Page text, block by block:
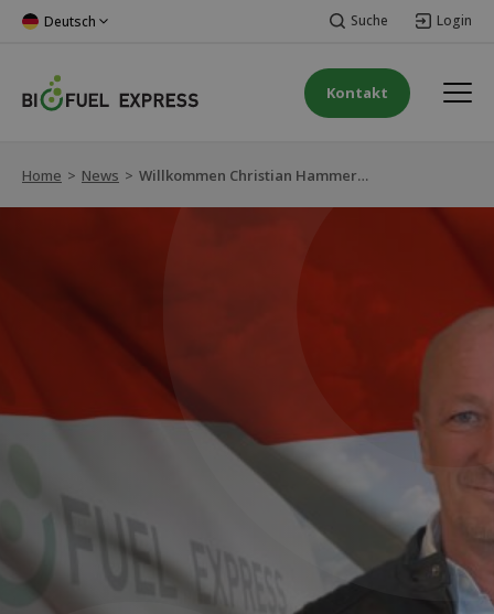
Deutsch Suche Login
Kontakt
Home > News > Willkommen Christian Hammerl als Vertriebsmitarbeiter